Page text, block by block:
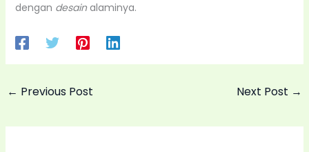
dengan desainalaminya.
← Previous Post Next Post →